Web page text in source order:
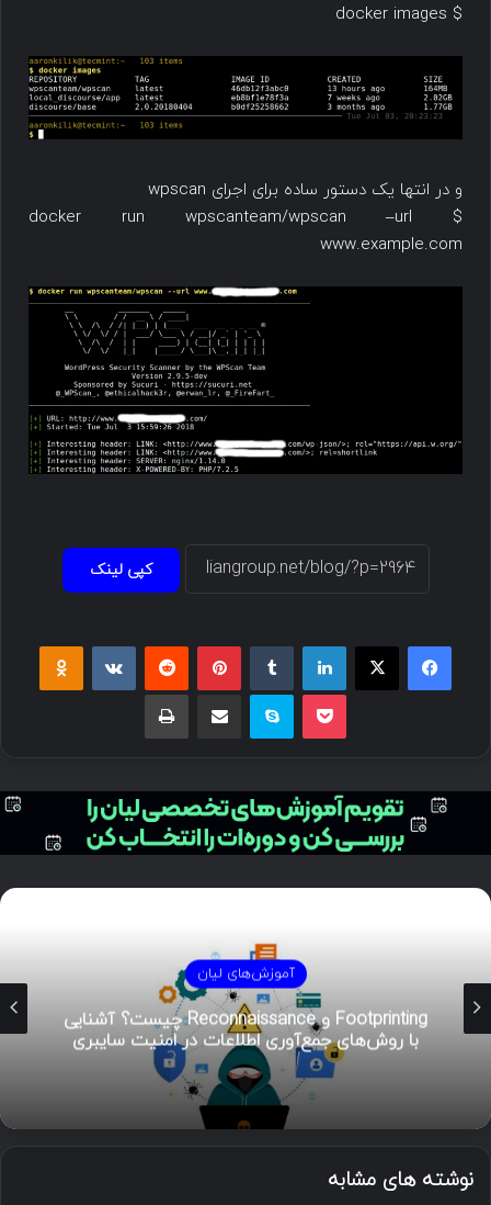
$ docker images
و در انتها یک دستور ساده برای اجرای wpscan
$ docker run wpscanteam/wpscan –url
www.example.com
کپی لینک
آموزش‌های لیان
Footprinting و Reconnaissance چیست؟ آشنایی
با روش‌های جمع‌آوری اطلاعات در امنیت سایبری
نوشته های مشابه